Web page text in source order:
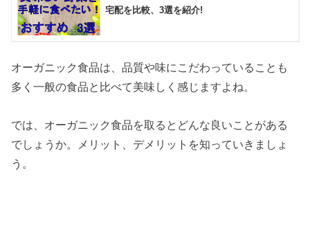
宅配を比較、3選を紹介!
オーガニック食品は、品質や味にこだわっていることも
多く一般の食品と比べて美味しく感じますよね。
では、オーガニック食品を取るとどんな良いことがある
でしょうか。メリット、デメリットを知っていきましょ
う。